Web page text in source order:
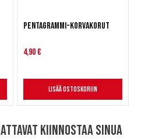
Pentagrammi-korvakorut
4,90 €
Lisää ostoskoriin
kiinnostaa sinua